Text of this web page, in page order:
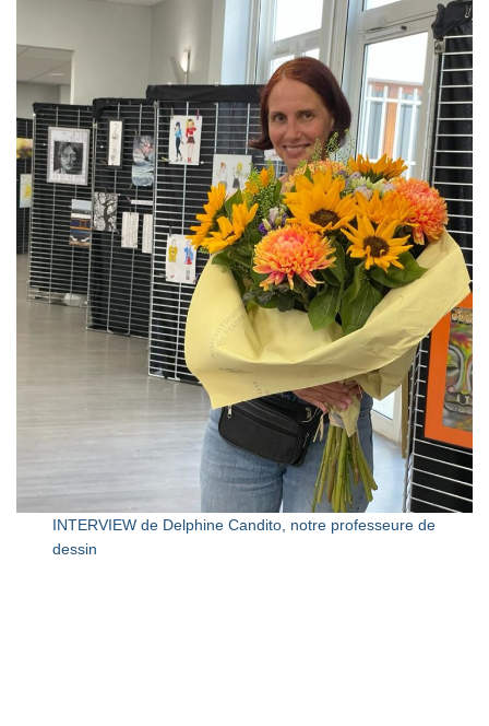
INTERVIEW de Delphine Candito, notre professeure de
dessin